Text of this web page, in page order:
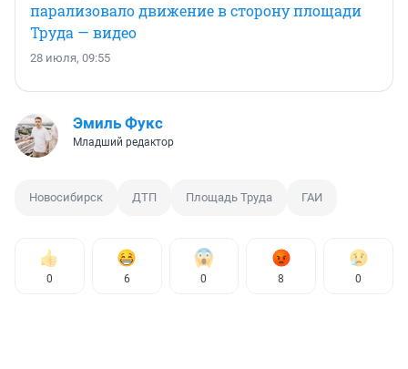
парализовало движение в сторону площади
Труда — видео
28 июля, 09:55
Эмиль Фукс
Младший редактор
Новосибирск ДТП Площадь Труда ГАИ
0 6 0 8 0